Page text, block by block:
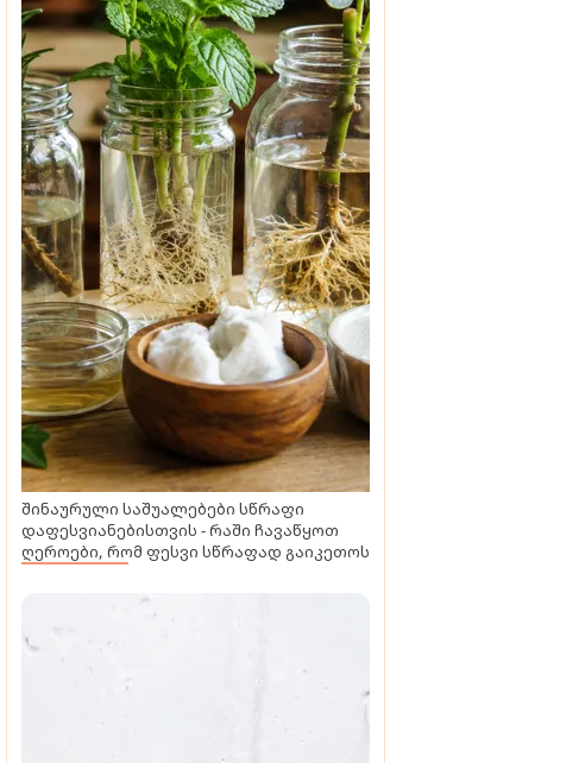
შინაურული საშუალებები სწრაფი
დაფესვიანებისთვის - რაში ჩავაწყოთ
ღეროები, რომ ფესვი სწრაფად გაიკეთოს